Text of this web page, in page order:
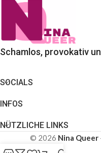
Schamlos, provokativ
SOCIALS
INFOS
NÜTZLICHE LINKS
© 2026 Nina Queer